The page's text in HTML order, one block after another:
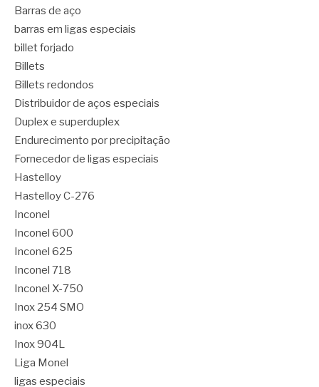
Barras de aço
barras em ligas especiais
billet forjado
Billets
Billets redondos
Distribuidor de aços especiais
Duplex e superduplex
Endurecimento por precipitação
Fornecedor de ligas especiais
Hastelloy
Hastelloy C-276
Inconel
Inconel 600
Inconel 625
Inconel 718
Inconel X-750
Inox 254 SMO
inox 630
Inox 904L
Liga Monel
ligas especiais